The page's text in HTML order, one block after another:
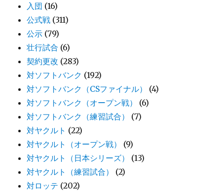
入団 (16)
公式戦 (311)
公示 (79)
壮行試合 (6)
契約更改 (283)
対ソフトバンク (192)
対ソフトバンク（CSファイナル）
(4)
対ソフトバンク（オープン戦）
(6)
対ソフトバンク（練習試合）
(7)
対ヤクルト (22)
対ヤクルト（オープン戦）
(9)
対ヤクルト（日本シリーズ）
(13)
対ヤクルト（練習試合）
(2)
対ロッテ (202)